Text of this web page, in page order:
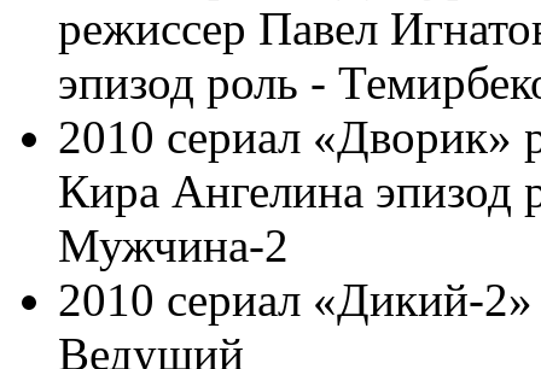
режиссер Павел
эпизод роль -
2010 сериал «Дворик»
Кира Ангелина эпизод
Мужчина-2
2010 сериал «Дикий-
Ведущий